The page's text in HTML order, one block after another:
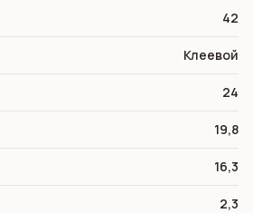
42
Клеевой
24
19,8
16,3
2,3